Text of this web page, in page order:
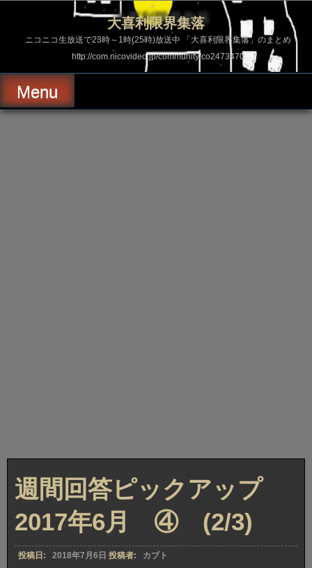
ス
ッ
プ
大喜利限界集落
ニコニコ生放送で23時～1時(25時)放送中 「大喜利限界集落」のまとめ
http://com.nicovideo.jp/community/co2473470
Menu
週間回答ピックアップ
2017年6月 ④ (2/3)
投稿日: 2018年7月6日 投稿者: カブト